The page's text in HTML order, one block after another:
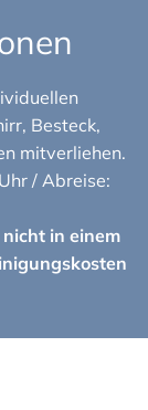
Besteck,
mitverliehen.
/ Abreise:
in einem